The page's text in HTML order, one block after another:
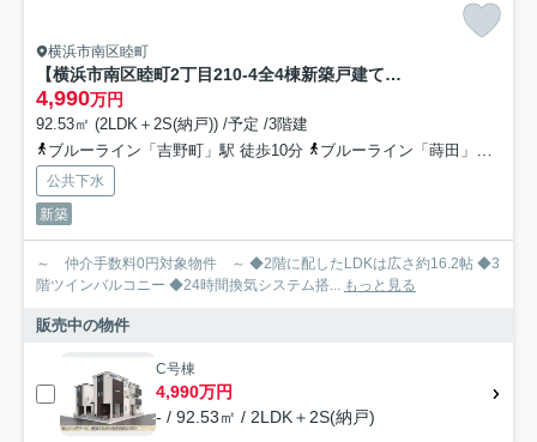
横浜市南区睦町
【横浜市南区睦町2丁目210-4全4棟新築戸建て】★仲介手数料無料★（日枝小学校・共進中学校）
4,990万円
92.53㎡ (2LDK＋2S(納戸)) /予定 /3階建
ブルーライン「吉野町」駅 徒歩10分
ブルーライン「蒔田」駅 徒歩14分
公共下水
新築
～ 仲介手数料0円対象物件 ～ ◆2階に配したLDKは広さ約16.2帖 ◆3
階ツインバルコニー ◆24時間換気システム搭... もっと見る
販売中の物件
C号棟
4,990万円
- / 92.53㎡ / 2LDK＋2S(納戸)